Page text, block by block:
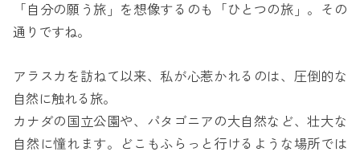
「自分の願う旅」を想像するのも「ひとつの旅」。その
通りですね。
アラスカを訪ねて以来、私が心惹かれるのは、圧倒的な
自然に触れる旅。
カナダの国立公園や、パタゴニアの大自然など、壮大な
自然に憧れます。どこもふらっと行けるような場所では